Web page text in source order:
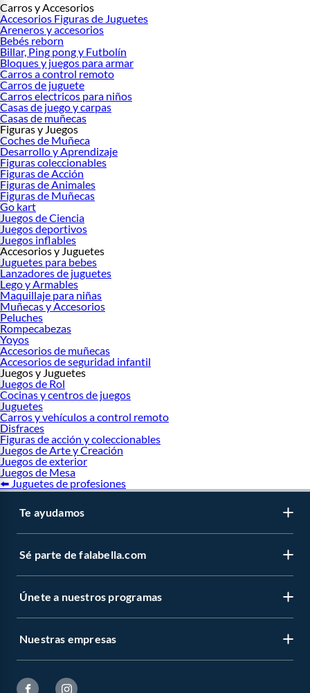
Carros y Accesorios
Accesorios Figuras de Juguetes
Areneros y accesorios
Bebés reborn
Billar, Ping pong y Futbolín
Bloques y juegos para armar
Carros a control remoto
Carros de juguete
Carros electricos para niños
Casas de juego y carpas
Casas de muñecas
Figuras y Juegos
Coches de Muñeca
Desarrollo y Aprendizaje
Figuras coleccionables
Figuras de Acción
Figuras de Animales
Figuras de Muñecas
Go kart
Juegos de Ciencia
Juegos deportivos
Juegos inflables
Accesorios y Juguetes
Juguetes para bebes
Lanzadores de juguetes
Lego y Armables
Maquillaje para niñas
Muñecas y Accesorios
Peluches
Rompecabezas
Yoyos
Accesorios de muñecas
Accesorios de seguridad infantil
Juegos y Juguetes
Juegos de Rol
Cocinas y centros de juegos
Juguetes
Carros y vehículos a control remoto
Disfraces
Figuras de acción y coleccionables
Juegos de Arte y Creación
Juegos de exterior
Juegos de Mesa
⬅️ Juguetes de profesiones
Te ayudamos
Sé parte de falabella.com
Únete a nuestros programas
Nuestras empresas